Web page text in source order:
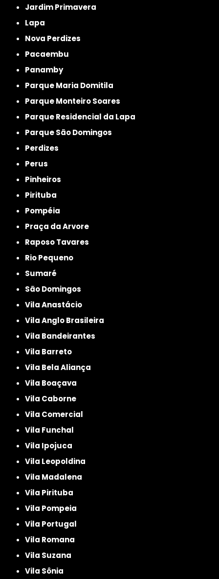
Jardim Primavera
Lapa
Nova Perdizes
Pacaembu
Panamby
Parque Maria Domitila
Parque Monteiro Soares
Parque Residencial da Lapa
Parque São Domingos
Perdizes
Perus
Pinheiros
Pirituba
Pompéia
Praça da Arvore
Raposo Tavares
Rio Pequeno
Sumaré
São Domingos
Vila Anastácio
Vila Anglo Brasileira
Vila Bandeirantes
Vila Barreto
Vila Bela Aliança
Vila Boaçava
Vila Caborne
Vila Comercial
Vila Funchal
Vila Ipojuca
Vila Leopoldina
Vila Madalena
Vila Pirituba
Vila Pompeia
Vila Portugal
Vila Romana
Vila Suzana
Vila Sônia